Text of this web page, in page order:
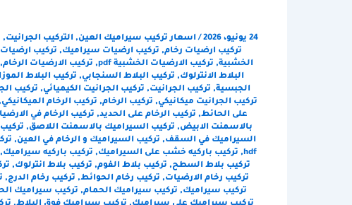
24 يونيو، 2026 / اسعار تركيب سيراميك العين, التركيب الجرانيت,
تركيب ارضيات رخام, تركيب ارضيات سيراميك, تركيب
الخشبية, تركيب الارضيات الخشبية pdf , تركيب الارضيات الرخام,
البلاط الانترلوك, تركيب البلاط السنجابي, تركيب البلاط
الجبسية, تركيب الجرانيت, تركيب الجرانيت الكيميائي, تركيب
تركيب الجرانيت ميكانيكي, تركيب الرخام, تركيب الرخام الميكانيكي
على الحائط, تركيب الرخام على الحديد, تركيب الرخام في
بالاسمنت الابيض, تركيب السيراميك بالاسمنت اللاصق,
السيراميك في السقف, تركيب السيراميك و الرخام في العين,
hdf
, تركيب باركيه خشب على السيراميك, تركيب باركيه سيراميك,
تركيب بلاط السطح, تركيب بلاط الفوم, تركيب بلاط انترلوك,
تركيب رخام الارضيات, تركيب رخام الحوائط, تركيب رخام الدرج,
تركيب سيراميك, تركيب سيراميك الحمام, تركيب سيراميك